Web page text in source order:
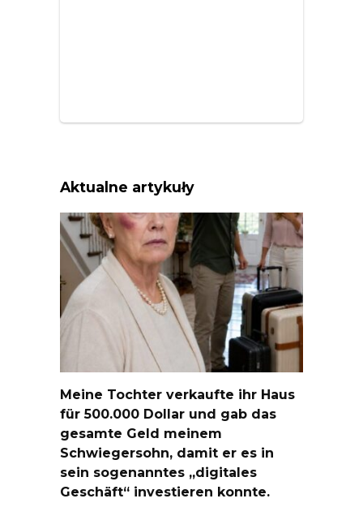
Aktualne artykuły
Meine Tochter verkaufte ihr Haus
für 500.000 Dollar und gab das
gesamte Geld meinem
Schwiegersohn, damit er es in
sein sogenanntes „digitales
Geschäft“ investieren konnte.